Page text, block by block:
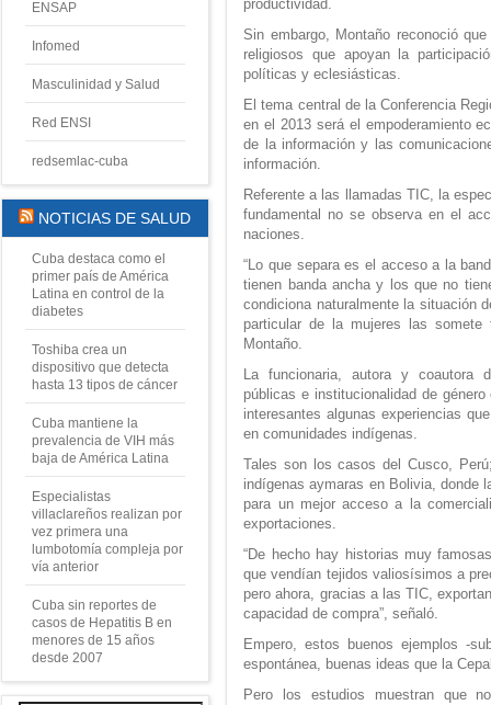
productividad.
Sin embargo, Montaño reconoció
religiosos que apoyan la
políticas y eclesiásticas.
El tema central de la Conferencia
en el 2013 será el empoderamiento
de la información y las
información.
Referente a las llamadas TIC, la
fundamental no se observa en el
naciones.
“Lo que separa es el acceso a la
tienen banda ancha y los que no
condiciona naturalmente la situación
particular de la mujeres las somete
Montaño.
La funcionaria, autora y coautora
públicas e institucionalidad de
interesantes algunas experiencias
en comunidades indígenas.
Tales son los casos del Cusco,
indígenas aymaras en Bolivia, donde
para un mejor acceso a la
exportaciones.
“De hecho hay historias muy
que vendían tejidos valiosísimos a
pero ahora, gracias a las TIC,
capacidad de compra”, señaló.
Empero, estos buenos ejemplos -
espontánea, buenas ideas que la
Pero los estudios muestran que
ENSAP
Infomed
Masculinidad y Salud
Red ENSI
redsemlac-cuba
NOTICIAS DE SALUD
Cuba destaca como el
primer país de América
Latina en control de la
diabetes
Toshiba crea un
dispositivo que detecta
hasta 13 tipos de cáncer
Cuba mantiene la
prevalencia de VIH más
baja de América Latina
Especialistas
villaclareños realizan por
vez primera una
lumbotomía compleja por
vía anterior
Cuba sin reportes de
casos de Hepatitis B en
menores de 15 años
desde 2007